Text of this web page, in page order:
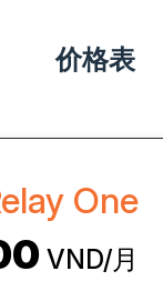
价格表
One
VND/月